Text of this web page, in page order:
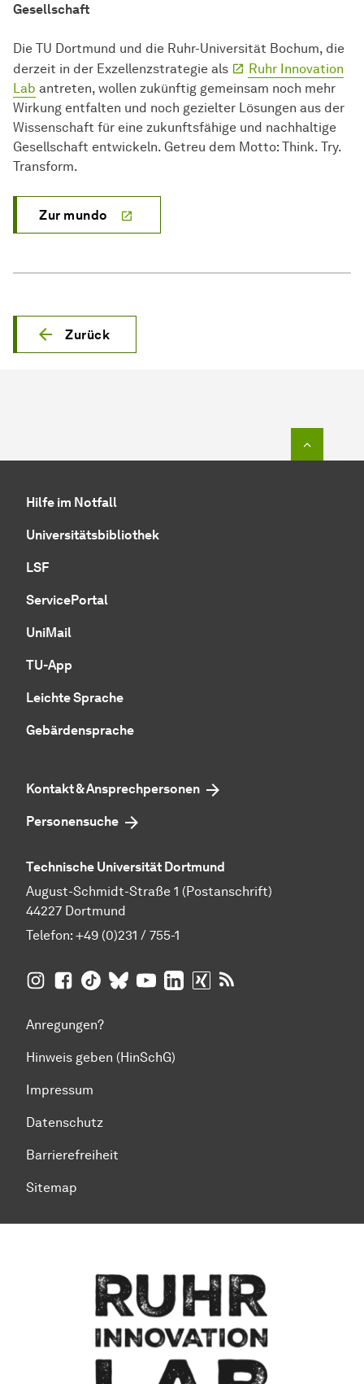
Gesellschaft
Die TU Dortmund und die Ruhr-Universität Bochum, die
derzeit in der Exzellenzstrategie als
Ruhr Innovation
Lab antreten, wollen zukünftig gemeinsam noch mehr
Wirkung entfalten und noch gezielter Lösungen aus der
Wissenschaft für eine zukunftsfähige und nachhaltige
Gesellschaft entwickeln. Getreu dem Motto: Think. Try.
Transform.
Zur mundo
Zurück
Hilfe im Notfall
Universitätsbibliothek
LSF
ServicePortal
UniMail
TU-App
Leichte Sprache
Gebärdensprache
Kontakt & Ansprechpersonen
Personensuche
Technische Universität Dortmund
August-Schmidt-Straße 1 (Postanschrift)
44227 Dortmund
Telefon: +49 (0)231 / 755-1
TU Dortmund aufInsta­gram
TU Dortmund auf Facebook
TU Dortmund auf TikTok
TU Dortmund auf BlueSky
TU Dortmund auf YouTube
TU Dortmund auf LinkedIn
TU Dortmund auf XING
Anregungen?
Hinweis geben (HinSchG)
Impressum
Datenschutz
Barrierefreiheit
Sitemap